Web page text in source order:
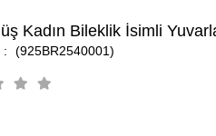
Kadın Bileklik İsimli
(925BR2540001)